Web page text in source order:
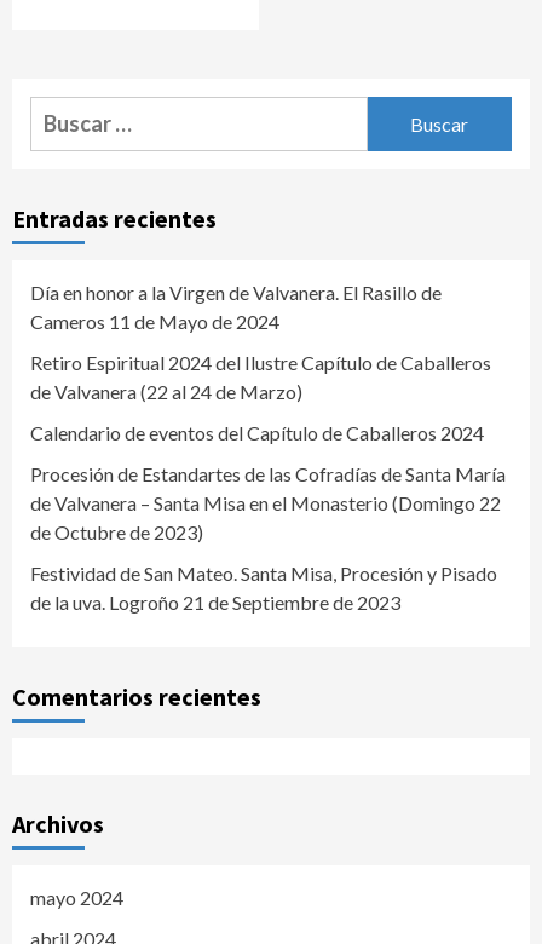
Buscar:
Entradas recientes
Día en honor a la Virgen de Valvanera. El Rasillo de
Cameros 11 de Mayo de 2024
Retiro Espiritual 2024 del Ilustre Capítulo de Caballeros
de Valvanera (22 al 24 de Marzo)
Calendario de eventos del Capítulo de Caballeros 2024
Procesión de Estandartes de las Cofradías de Santa María
de Valvanera – Santa Misa en el Monasterio (Domingo 22
de Octubre de 2023)
Festividad de San Mateo. Santa Misa, Procesión y Pisado
de la uva. Logroño 21 de Septiembre de 2023
Comentarios recientes
Archivos
mayo 2024
abril 2024